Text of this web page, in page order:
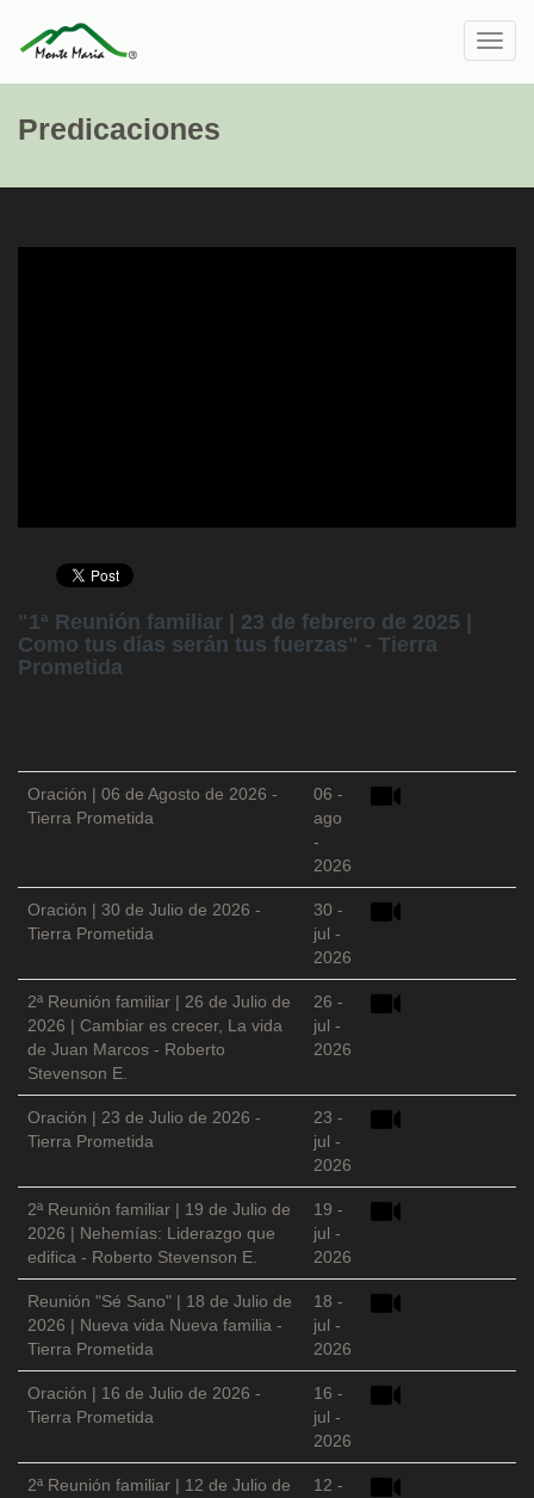
Predicaciones
"1ª Reunión familiar | 23 de febrero de 2025 |
Como tus días serán tus fuerzas" - Tierra
Prometida
Oración | 06 de Agosto de 2026 -
Tierra Prometida
06 -
ago
-
2026
Oración | 30 de Julio de 2026 -
Tierra Prometida
30 -
jul -
2026
2ª Reunión familiar | 26 de Julio de
2026 | Cambiar es crecer, La vida
de Juan Marcos - Roberto
Stevenson E.
26 -
jul -
2026
Oración | 23 de Julio de 2026 -
Tierra Prometida
23 -
jul -
2026
2ª Reunión familiar | 19 de Julio de
2026 | Nehemías: Liderazgo que
edifica - Roberto Stevenson E.
19 -
jul -
2026
Reunión "Sé Sano" | 18 de Julio de
2026 | Nueva vida Nueva familia -
Tierra Prometida
18 -
jul -
2026
Oración | 16 de Julio de 2026 -
Tierra Prometida
16 -
jul -
2026
2ª Reunión familiar | 12 de Julio de
12 -